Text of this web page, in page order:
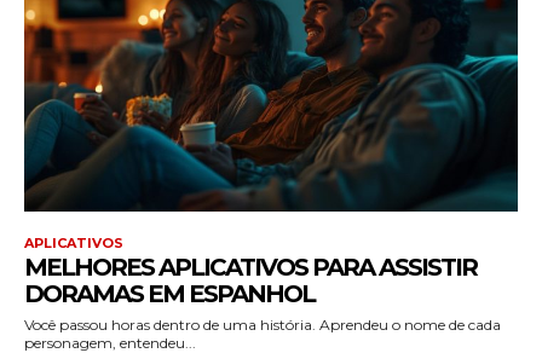
APLICATIVOS
MELHORES APLICATIVOS PARA ASSISTIR
DORAMAS EM ESPANHOL
Você passou horas dentro de uma história. Aprendeu o nome de cada
personagem, entendeu...